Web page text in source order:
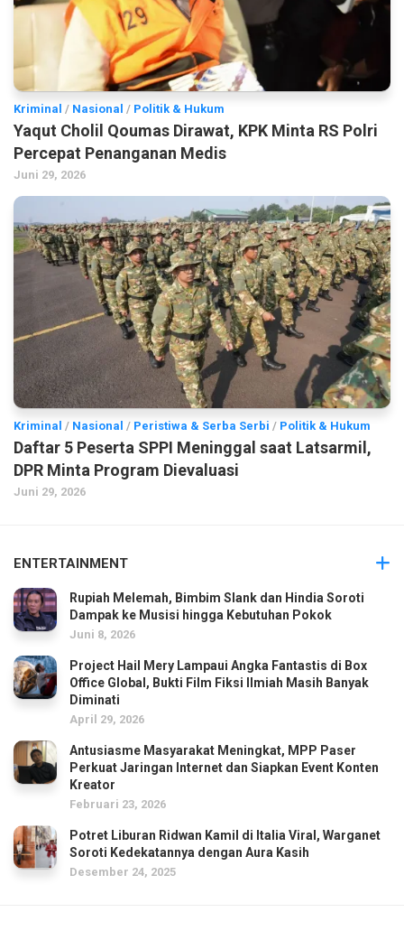
Kriminal / Nasional / Politik & Hukum
Yaqut Cholil Qoumas Dirawat, KPK Minta RS Polri
Percepat Penanganan Medis
Juni 29, 2026
Kriminal / Nasional / Peristiwa & Serba Serbi / Politik & Hukum
Daftar 5 Peserta SPPI Meninggal saat Latsarmil,
DPR Minta Program Dievaluasi
Juni 29, 2026
ENTERTAINMENT
Rupiah Melemah, Bimbim Slank dan Hindia Soroti
Dampak ke Musisi hingga Kebutuhan Pokok
Juni 8, 2026
Project Hail Mery Lampaui Angka Fantastis di Box
Office Global, Bukti Film Fiksi Ilmiah Masih Banyak
Diminati
April 29, 2026
Antusiasme Masyarakat Meningkat, MPP Paser
Perkuat Jaringan Internet dan Siapkan Event Konten
Kreator
Februari 23, 2026
Potret Liburan Ridwan Kamil di Italia Viral, Warganet
Soroti Kedekatannya dengan Aura Kasih
Desember 24, 2025